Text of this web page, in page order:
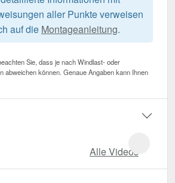
aller Punkte verweisen
auf die Montageanleitung.
Sie, dass je nach Windlast- oder
abweichen können. Genaue Angaben kann Ihnen
Alle Videos